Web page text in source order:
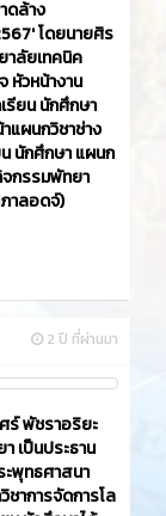
ดล้าง
โดยนายศิร
าลัยเทคนิค
หัวหน้างาน
รียน นักศึกษา
แผนกวิชาช่าง
นักศึกษา แผนก
จกรรมพัทยา
าลอดจ์)
2 ปี ที่ผ่านมา
ร์ พัชราอริยะ
เป็นประธาน
พุทธศาสนา
าการจัดการโล